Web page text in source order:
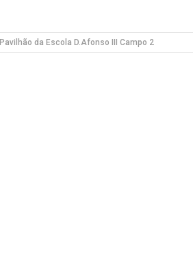
Pavilhão da Escola D.Afonso III Campo 2